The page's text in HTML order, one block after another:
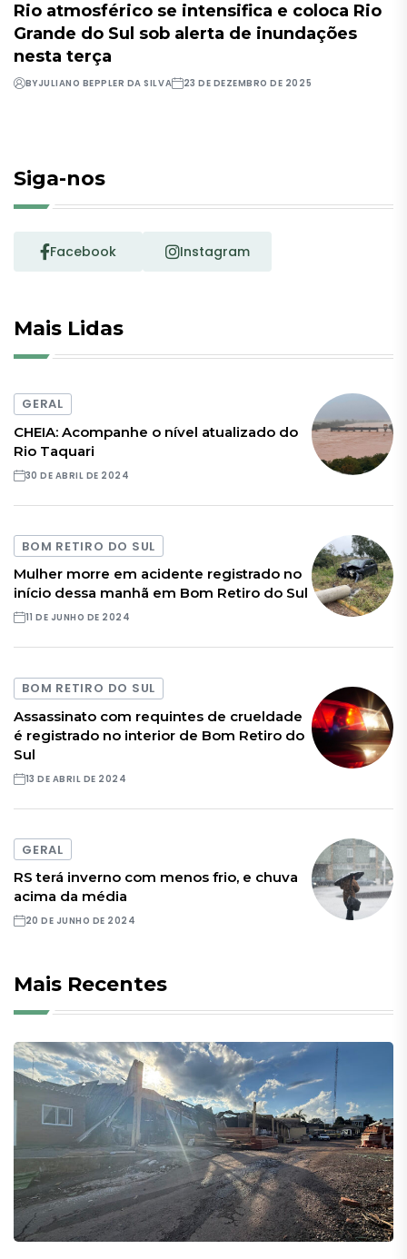
Rio atmosférico se intensifica e coloca Rio
Grande do Sul sob alerta de inundações
nesta terça
BYJULIANO BEPPLER DA SILVA 23 DE DEZEMBRO DE 2025
Siga-nos
Facebook Instagram
Mais Lidas
GERAL
CHEIA: Acompanhe o nível atualizado do
Rio Taquari
30 DE ABRIL DE 2024
BOM RETIRO DO SUL
Mulher morre em acidente registrado no
início dessa manhã em Bom Retiro do Sul
11 DE JUNHO DE 2024
BOM RETIRO DO SUL
Assassinato com requintes de crueldade
é registrado no interior de Bom Retiro do
Sul
13 DE ABRIL DE 2024
GERAL
RS terá inverno com menos frio, e chuva
acima da média
20 DE JUNHO DE 2024
Mais Recentes